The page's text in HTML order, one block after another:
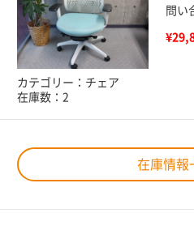
在庫情報
問い
カテゴリー：チェア
在庫数：2